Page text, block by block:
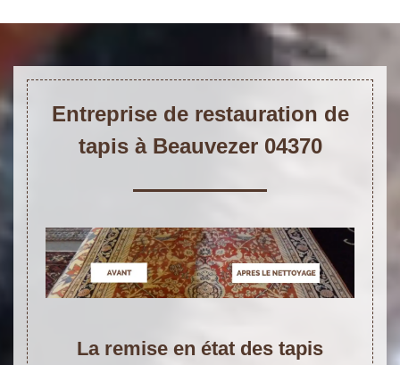
Entreprise de restauration de
tapis à Beauvezer 04370
La remise en état des tapis